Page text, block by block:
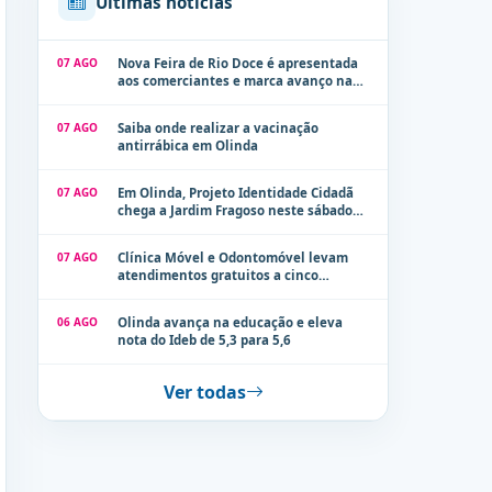
07 AGO
Nova Feira de Rio Doce é apresentada
aos comerciantes e marca avanço na
07 AGO
Saiba onde realizar a vacinação
antirrábica em Olinda
07 AGO
Em Olinda, Projeto Identidade Cidadã
chega a Jardim Fragoso neste sábado
07 AGO
Clínica Móvel e Odontomóvel levam
atendimentos gratuitos a cinco
06 AGO
Olinda avança na educação e eleva
nota do Ideb de 5,3 para 5,6
Ver todas